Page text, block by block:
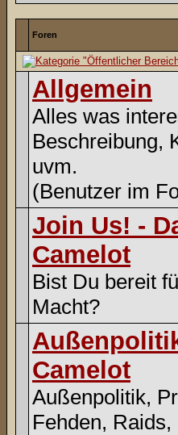
Foren
Allgemein
Alles was
Beschreibung,
uvm.
(Benutzer im
Join Us! -
Camelot
Bist Du bereit
Macht?
Camelot
Außenpolitik,
Fehden,